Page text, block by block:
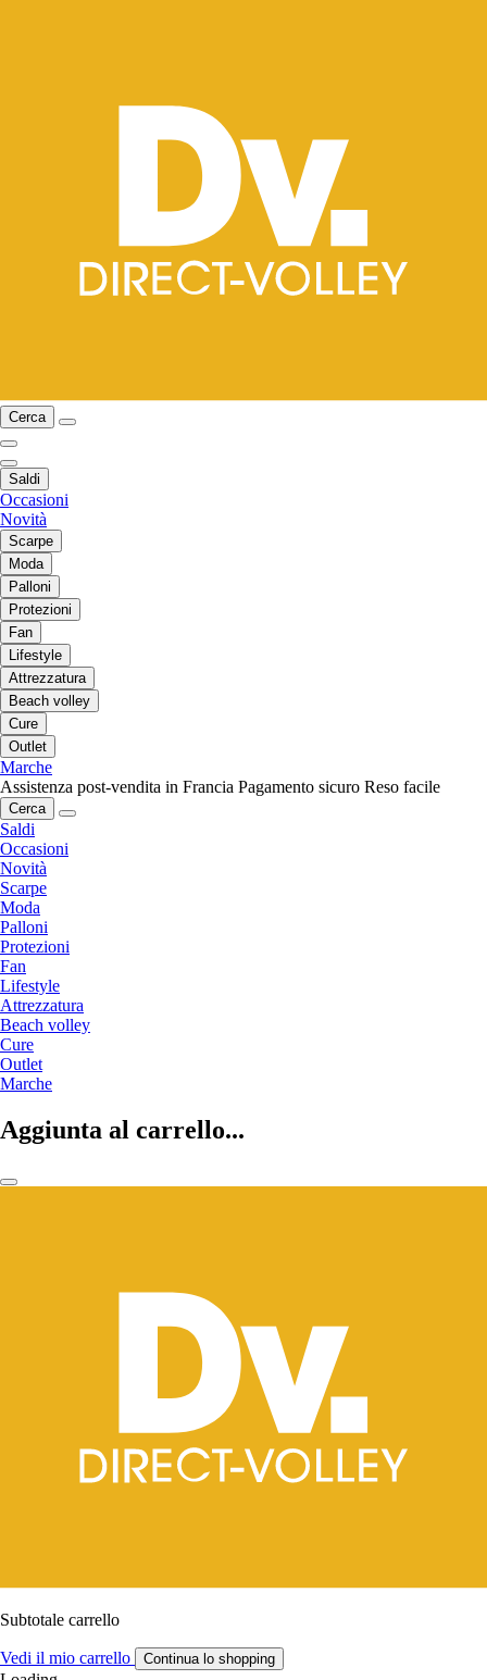
Cerca
Saldi
Occasioni
Novità
Scarpe
Moda
Palloni
Protezioni
Fan
Lifestyle
Attrezzatura
Beach volley
Cure
Outlet
Marche
Assistenza post-vendita in Francia Pagamento sicuro Reso facile
Cerca
Saldi
Occasioni
Novità
Scarpe
Moda
Palloni
Protezioni
Fan
Lifestyle
Attrezzatura
Beach volley
Cure
Outlet
Marche
Aggiunta al carrello...
Subtotale carrello
Vedi il mio carrello Continua lo shopping